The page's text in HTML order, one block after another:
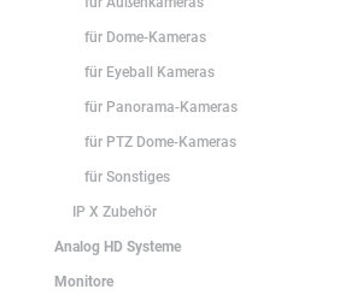
für Dome-Kameras
für Eyeball Kameras
für Panorama-Kameras
für PTZ Dome-Kameras
für Sonstiges
IP X Zubehör
Analog HD Systeme
Monitore